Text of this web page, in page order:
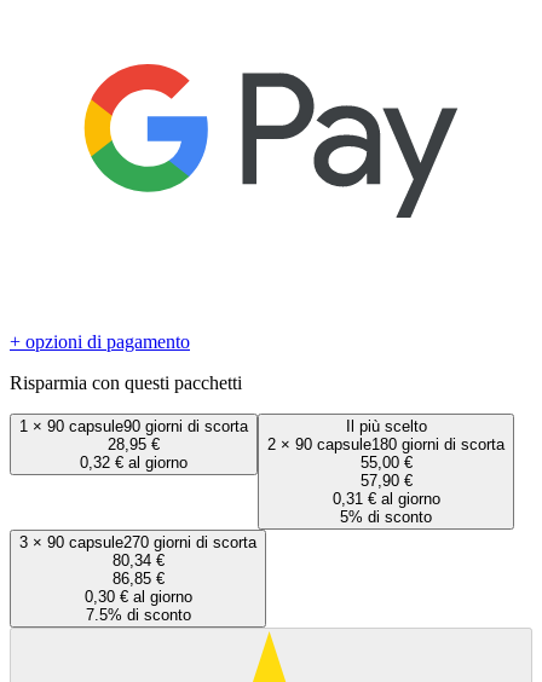
+ opzioni di pagamento
Risparmia con questi pacchetti
1 × 90 capsule90 giorni di scorta
28,95 €
0,32 € al giorno
Il più scelto
2 × 90 capsule180 giorni di scorta
55,00 €
57,90 €
0,31 € al giorno
5% di sconto
3 × 90 capsule270 giorni di scorta
80,34 €
86,85 €
0,30 € al giorno
7.5% di sconto